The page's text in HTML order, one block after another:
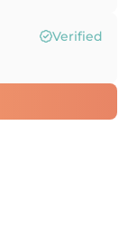
Verified